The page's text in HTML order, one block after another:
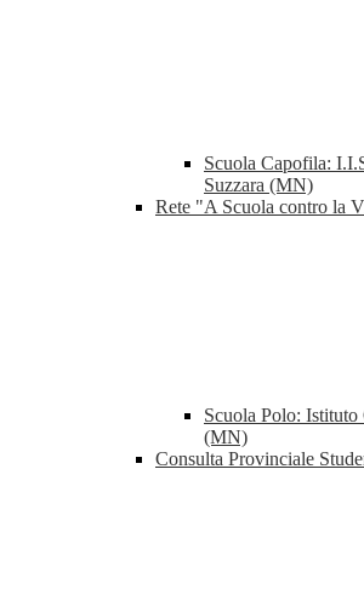
Scuola Capofila:
Suzzara (MN)
Rete "A Scuola contro la
Scuola Polo:
(MN)
Consulta Provinciale